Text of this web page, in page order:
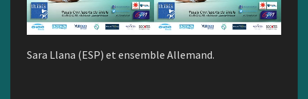
Sara Llana (ESP) et ensemble Allemand.